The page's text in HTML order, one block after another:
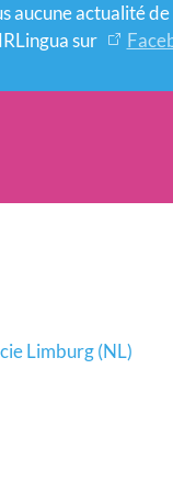
aucune actualité
sur